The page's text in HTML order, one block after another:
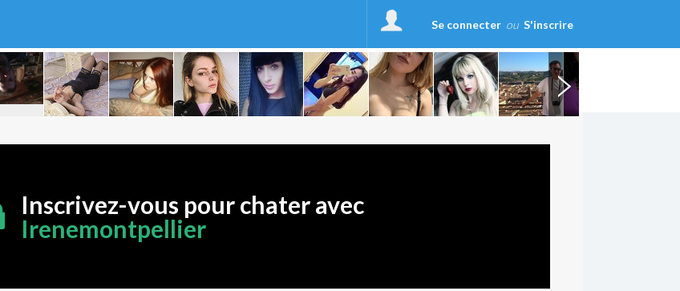
Se connecter ou S'inscrire
Inscrivez-vous pour chater avec
Irenemontpellier